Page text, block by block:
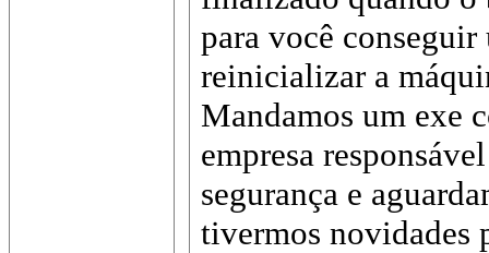
para você conseguir
reinicializar a
Mandamos um exe
empresa
segurança e
tivermos novidades